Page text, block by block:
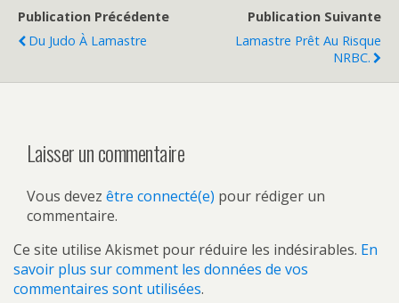
Publication Précédente
Du Judo À Lamastre
Publication Suivante
Lamastre Prêt Au Risque
NRBC.
Laisser un commentaire
Vous devez être connecté(e) pour rédiger un
commentaire.
Ce site utilise Akismet pour réduire les indésirables. En
savoir plus sur comment les données de vos
commentaires sont utilisées.